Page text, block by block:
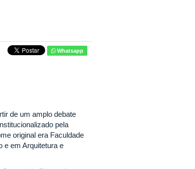
Whatsapp
de um amplo debate
pela
original era Faculdade
e em Arquitetura e